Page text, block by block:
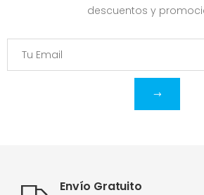
descuentos y
Envío Gratuito